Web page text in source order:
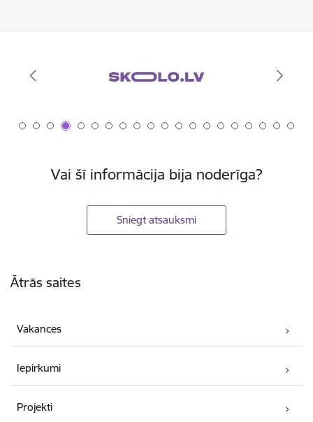
Vai šī informācija bija noderīga?
Sniegt atsauksmi
Ātrās saites
Vakances
Iepirkumi
Projekti